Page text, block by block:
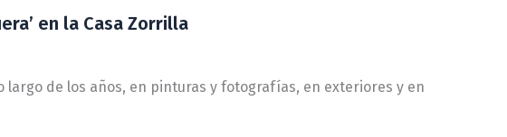
en la Casa Zorrilla
largo de los años, en pinturas y fotografías, en exteriores y en